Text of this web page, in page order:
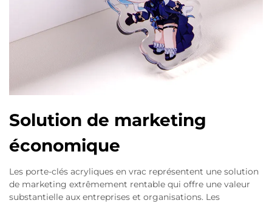
Solution de marketing
économique
Les porte-clés acryliques en vrac représentent une solution
de marketing extrêmement rentable qui offre une valeur
substantielle aux entreprises et organisations. Les